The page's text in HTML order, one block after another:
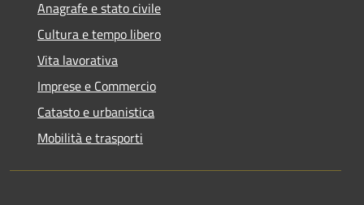
Anagrafe e stato civile
Cultura e tempo libero
Vita lavorativa
Imprese e Commercio
Catasto e urbanistica
Mobilità e trasporti